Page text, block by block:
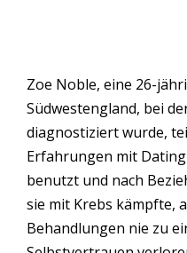
Zoe Noble, eine 26-
Südwestengland, bei
diagnostiziert wurde,
Erfahrungen mit
benutzt und nach
sie mit Krebs kämpfte,
Behandlungen nie zu